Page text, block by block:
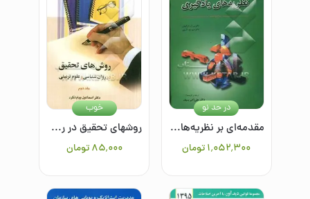
مقدمه‌ای بر نظریه‌های یادگیری
۱٬۰۵۲٬۳۰۰تومان
در حد نو
روشهای تحقیق در روانشناسی و علوم تربیتی2
۸۵٬۰۰۰ تومان
خوب